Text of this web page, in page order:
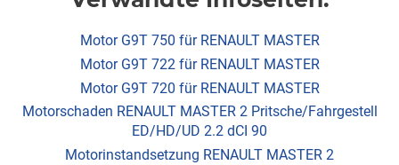
Motor G9T 750 für RENAULT MASTER
Motor G9T 722 für RENAULT MASTER
Motor G9T 720 für RENAULT MASTER
Motorschaden RENAULT MASTER 2 Pritsche/Fahrgestell
ED/HD/UD 2.2 dCI 90
Motorinstandsetzung RENAULT MASTER 2